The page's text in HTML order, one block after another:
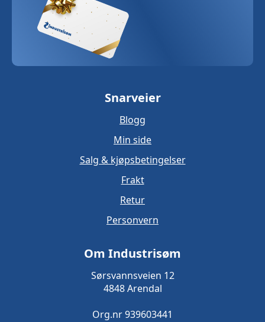
Snarveier
Blogg
Min side
Salg & kjøpsbetingelser
Frakt
Retur
Personvern
Om Industrisøm
Sørsvannsveien 12
4848 Arendal
Org.nr 939603441